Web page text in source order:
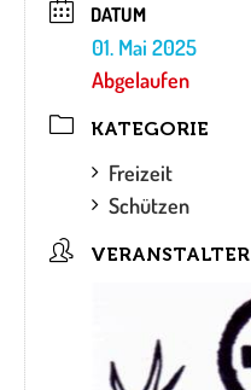
DATUM
01. Mai 2025
Abgelaufen
KATEGORIE
Freizeit
Schützen
VERANSTALTER